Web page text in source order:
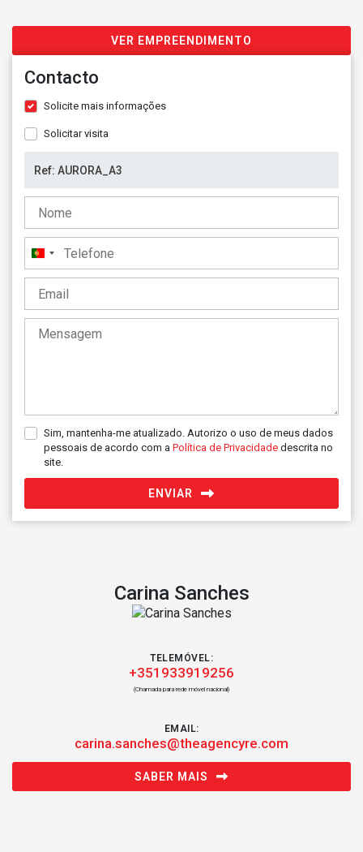
VER EMPREENDIMENTO
Contacto
Solicite mais informações
Solicitar visita
Portugal
+351
Sim, mantenha-me atualizado. Autorizo o uso de meus dados
pessoais de acordo com a Política de Privacidade descrita no
site.
ENVIAR
Carina Sanches
TELEMÓVEL:
+351933919256
(Chamada para rede móvel nacional)
EMAIL:
carina.sanches@theagencyre.com
SABER MAIS